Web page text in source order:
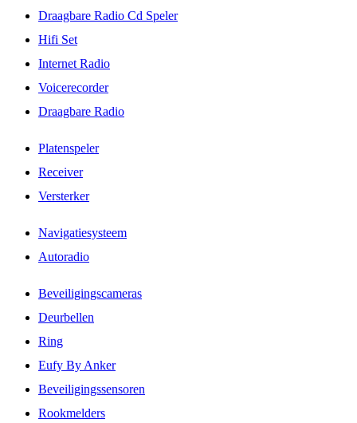
Draagbare Radio Cd Speler
Hifi Set
Internet Radio
Voicerecorder
Draagbare Radio
Platenspeler
Receiver
Versterker
Navigatiesysteem
Autoradio
Beveiligingscameras
Deurbellen
Ring
Eufy By Anker
Beveiligingssensoren
Rookmelders